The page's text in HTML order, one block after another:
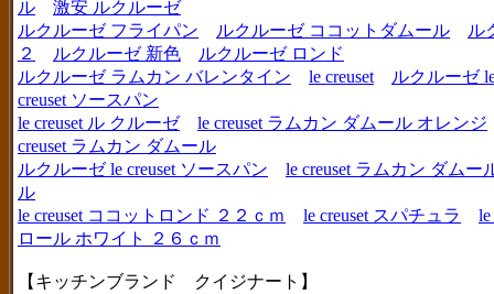
ル
激安 ルクルーゼ
ルクルーゼ フライパン
ルクルーゼ ココットダムール
ル
２
ルクルーゼ 新色
ルクルーゼ ロンド
ルクルーゼ ラムカン バレンタイン
le creuset
ルクルーゼ
creuset ソースパン
le creuset ル クルーゼ
le creuset ラムカン ダムール オレンジ
creuset ラムカン ダムール
ルクルーゼ le creuset ソースパン
le creuset ラムカン ダム
ル
le creuset ココットロンド ２２ｃｍ
le creuset スパチュラ
le
ロール ホワイト ２６ｃｍ
【キッチンブランド クイジナート】